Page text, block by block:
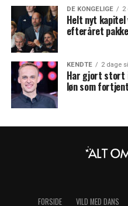
DE KONGELIGE 2
Helt nyt
efteråret
KENDTE 2 dage
Har gjort stort
løn som fortjent
FORSIDE VILD MED DANS